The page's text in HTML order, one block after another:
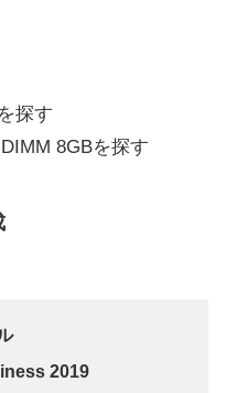
探す
8GBを探す
2019